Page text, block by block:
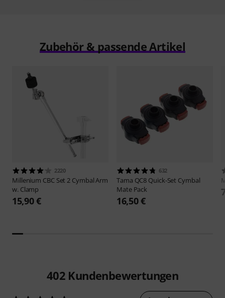
Zubehör & passende Artikel
2220
Millenium CBC Set 2 Cymbal Arm
w. Clamp
15,90 €
632
Tama QC8 Quick-Set Cymbal
Mate Pack
16,50 €
402 Kundenbewertungen